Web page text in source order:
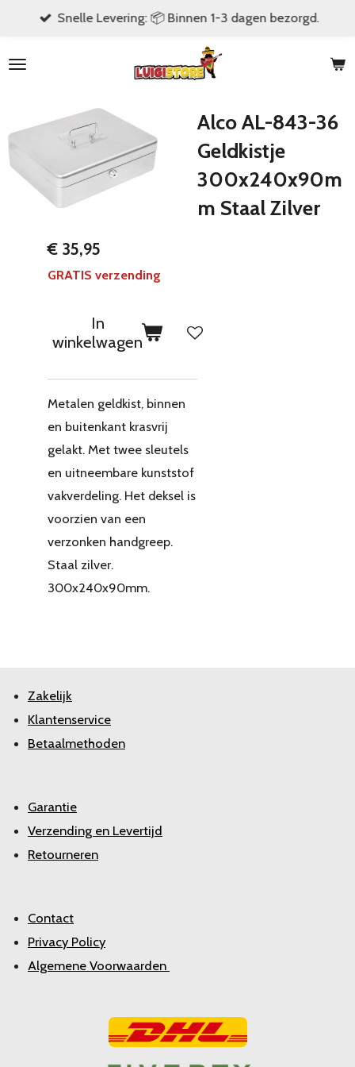
naar
hoofdinhoud
Snelle Levering: 📦 Binnen 1-3 dagen bezorgd.
Alco AL-843-36
Geldkistje
300x240x90m
m Staal Zilver
€ 35,95
GRATIS verzending
In
winkelwagen
Metalen geldkist, binnen
en buitenkant krasvrij
gelakt. Met twee sleutels
en uitneembare kunststof
vakverdeling. Het deksel is
voorzien van een
verzonken handgreep.
Staal zilver.
300x240x90mm.
Zakelijk
Klantenservice
Betaalmethoden
Garantie
Verzending en Levertijd
Retourneren
Contact
Privacy Policy
Algemene Voorwaarden